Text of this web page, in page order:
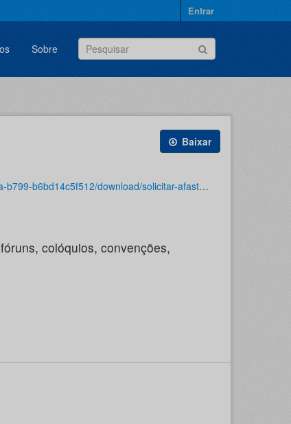
Entrar
Sobre
Baixar
regularmente-instituido-dentro-do-pais-ate-5-dias.bpm
colóquios, convenções,